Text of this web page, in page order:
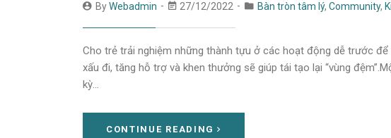
ByWebadmin 27/12/2022 Bàn tròn tâm lý, Community,
Cho trẻ trải nghiệm những thành tựu ở các hoạt động dễ trước để
xấu đi, tăng hỗ trợ và khen thưởng sẽ giúp tái tạo lại “vùng
kỳ…
CONTINUE READING